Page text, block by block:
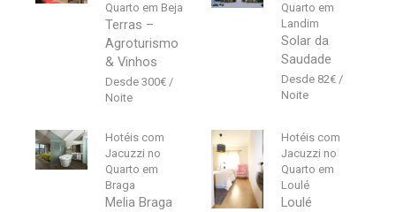
Quarto em Beja
Terras –
Agroturismo
& Vinhos
300€
Quarto em
Landim
Solar da
Saudade
82€
Hotéis com
Jacuzzi no
Quarto em
Braga
Melia Braga
Hotéis com
Jacuzzi no
Quarto em
Loulé
Loulé